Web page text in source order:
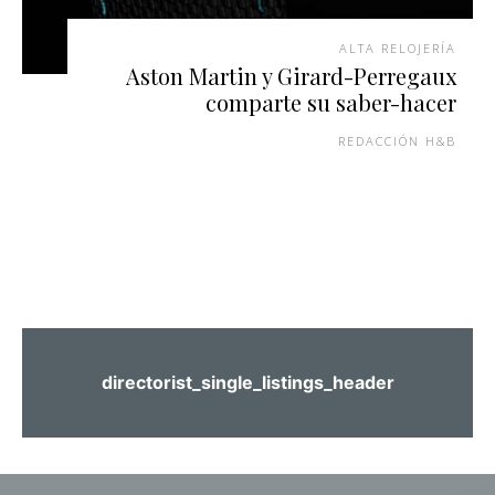
ALTA RELOJERÍA
Aston Martin y Girard-Perregaux
comparte su saber-hacer
REDACCIÓN H&B
directorist_single_listings_header